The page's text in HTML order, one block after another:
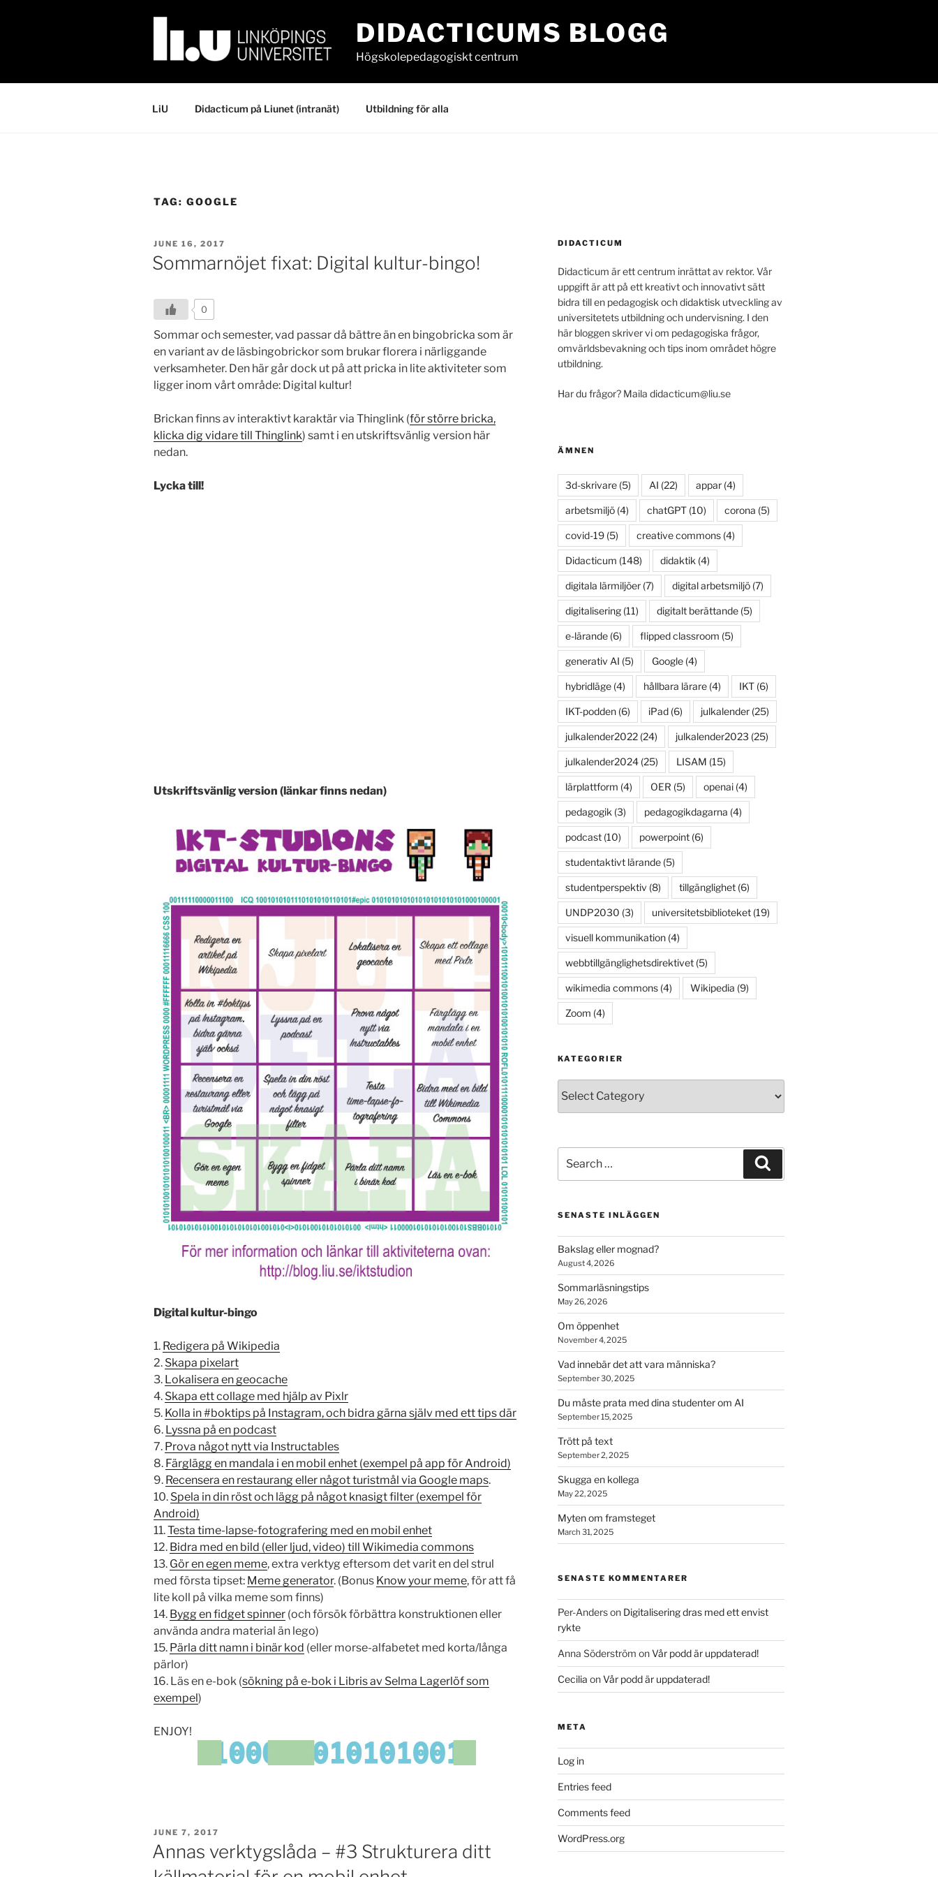
DIDACTICUMS BLOGG
Högskolepedagogiskt centrum
LiU Didacticum på Liunet (intranät) Utbildning för alla
TAG: GOOGLE
POSTED
ON
JUNE 16, 2017
Sommarnöjet fixat: Digital kultur-bingo!
0
Sommar och semester, vad passar då bättre än en bingobricka som är
en variant av de läsbingobrickor som brukar florera i närliggande
verksamheter. Den här går dock ut på att pricka in lite aktiviteter som
ligger inom vårt område: Digital kultur!
Brickan finns av interaktivt karaktär via Thinglink (för större bricka,
klicka dig vidare till Thinglink) samt i en utskriftsvänlig version här
nedan.
Lycka till!
Utskriftsvänlig version (länkar finns nedan)
Digital kultur-bingo
1. Redigera på Wikipedia
2. Skapa pixelart
3. Lokalisera en geocache
4. Skapa ett collage med hjälp av Pixlr
5. Kolla in #boktips på Instagram, och bidra gärna själv med ett tips där
6. Lyssna på en podcast
7. Prova något nytt via Instructables
8. Färglägg en mandala i en mobil enhet (exempel på app för Android)
9. Recensera en restaurang eller något turistmål via Google maps.
10. Spela in din röst och lägg på något knasigt filter (exempel för
Android)
11.Testa time-lapse-fotografering med en mobil enhet
12. Bidra med en bild (eller ljud, video) till Wikimedia commons
13. Gör en egen meme, extra verktyg eftersom det varit en del strul
med första tipset: Meme generator. (Bonus Know your meme, för att få
lite koll på vilka meme som finns)
14. Bygg en fidget spinner (och försök förbättra konstruktionen eller
använda andra material än lego)
15. Pärla ditt namn i binär kod (eller morse-alfabetet med korta/långa
pärlor)
16. Läs en e-bok (sökning på e-bok i Libris av Selma Lagerlöf som
exempel)
ENJOY!
POSTED
ON
JUNE 7, 2017
Annas verktygslåda – #3 Strukturera ditt
DIDACTICUM
Didacticum är ett centrum inrättat av rektor. Vår
uppgift är att på ett kreativt och innovativt sätt
bidra till en pedagogisk och didaktisk utveckling av
universitetets utbildning och undervisning. I den
här bloggen skriver vi om pedagogiska frågor,
omvärldsbevakning och tips inom området högre
utbildning.
Har du frågor? Maila didacticum@liu.se
ÄMNEN
3d-skrivare(5) AI (22) appar(4)
arbetsmiljö(4) chatGPT(10) corona (5)
covid-19(5) creative commons(4)
Didacticum (148) didaktik (4)
digitala lärmiljöer(7) digital arbetsmiljö(7)
digitalisering(11) digitalt berättande(5)
e-lärande(6) flipped classroom (5)
generativ AI (5) Google(4)
hybridläge(4) hållbara lärare(4) IKT(6)
IKT-podden(6) iPad(6) julkalender(25)
julkalender2022(24) julkalender2023 (25)
julkalender2024(25) LISAM (15)
lärplattform (4) OER (5) openai(4)
pedagogik (3) pedagogikdagarna (4)
podcast(10) powerpoint(6)
studentaktivt lärande(5)
studentperspektiv (8) tillgänglighet(6)
UNDP2030 (3) universitetsbiblioteket(19)
visuell kommunikation(4)
webbtillgänglighetsdirektivet(5)
wikimedia commons(4) Wikipedia (9)
Zoom (4)
KATEGORIER
for:
SENASTE INLÄGGEN
Bakslag eller mognad?
August 4, 2026
Sommarläsningstips
May 26, 2026
Om öppenhet
November 4, 2025
Vad innebär det att vara människa?
September 30, 2025
Du måste prata med dina studenter om AI
September 15, 2025
Trött på text
September 2, 2025
Skugga en kollega
May 22, 2025
Myten om framsteget
March 31, 2025
SENASTE KOMMENTARER
Per-Anderson Digitalisering dras med ett envist
rykte
Anna Söderström onVår podd är uppdaterad!
Cecilia onVår podd är uppdaterad!
META
Log in
Entries feed
Comments feed
WordPress.org